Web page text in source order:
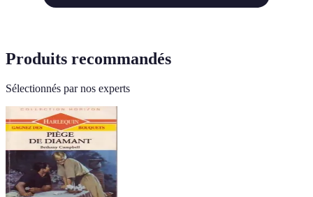
Produits recommandés
Sélectionnés par nos experts